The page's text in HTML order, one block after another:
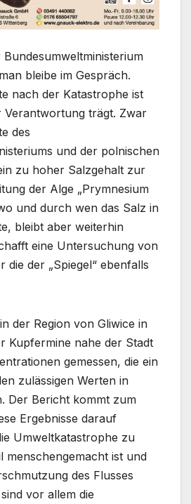
bleibe im Gespräch.
nach der Katastrophe ist
trägt. Zwar
des
und der polnischen
zu hoher Salzgehalt zur
der Alge „Prymnesium
und durch wen das Salz in
bleibt aber weiterhin
eine Untersuchung von
die der „Spiegel“ ebenfalls
der Region von Gliwice in
Kupfermine nahe der Stadt
gemessen, die ein
zulässigen Werten in
Der Bericht kommt zum
Ergebnisse darauf
Umweltkatastrophe zu
menschengemacht ist und
des Flusses
vor allem die